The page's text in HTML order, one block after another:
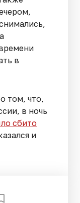
в
том, что,
в ночь
сбито
и